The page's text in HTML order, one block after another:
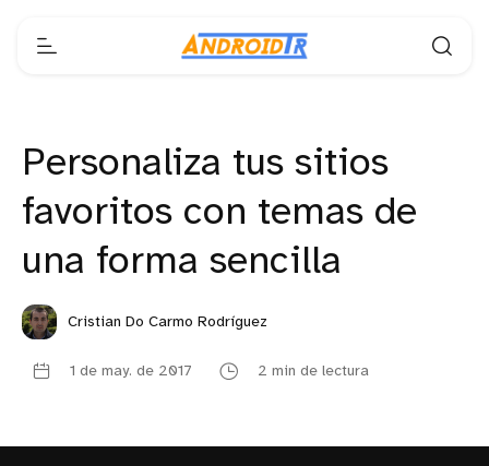
Personaliza tus sitios
favoritos con temas de
una forma sencilla
Cristian Do Carmo Rodríguez
1 de may. de 2017 2 min de lectura